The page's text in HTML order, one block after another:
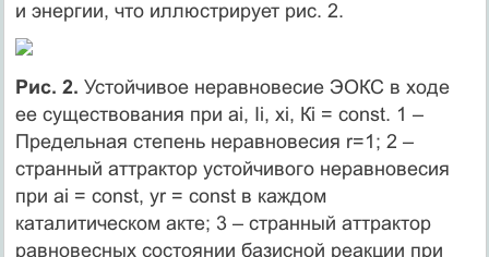
и энергии, что иллюстрирует рис. 2.
Рис. 2. Устойчивое неравновесие ЭОКС в ходе
ее существования при аi, Ii, xi, Кi = const. 1 –
Предельная степень неравновесия r=1; 2 –
странный аттрактор устойчивого неравновесия
при аi = const, yr­ = const в каждом
каталитическом акте; 3 – странный аттрактор
равновесных состоянии базисной реакции при